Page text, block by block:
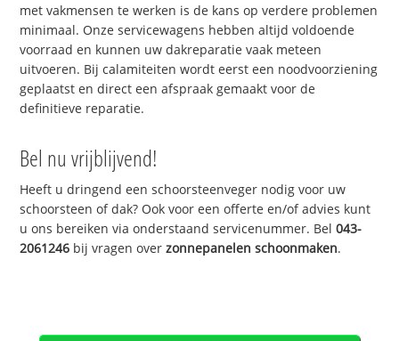
met vakmensen te werken is de kans op verdere problemen
minimaal. Onze servicewagens hebben altijd voldoende
voorraad en kunnen uw dakreparatie vaak meteen
uitvoeren. Bij calamiteiten wordt eerst een noodvoorziening
geplaatst en direct een afspraak gemaakt voor de
definitieve reparatie.
Bel nu vrijblijvend!
Heeft u dringend een schoorsteenveger nodig voor uw
schoorsteen of dak? Ook voor een offerte en/of advies kunt
u ons bereiken via onderstaand servicenummer. Bel043-
2061246 bij vragen overzonnepanelen schoonmaken.